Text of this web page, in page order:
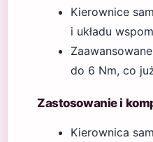
Kierownice
i układu
do 6 Nm, co
Zastosowanie i
Kierownica